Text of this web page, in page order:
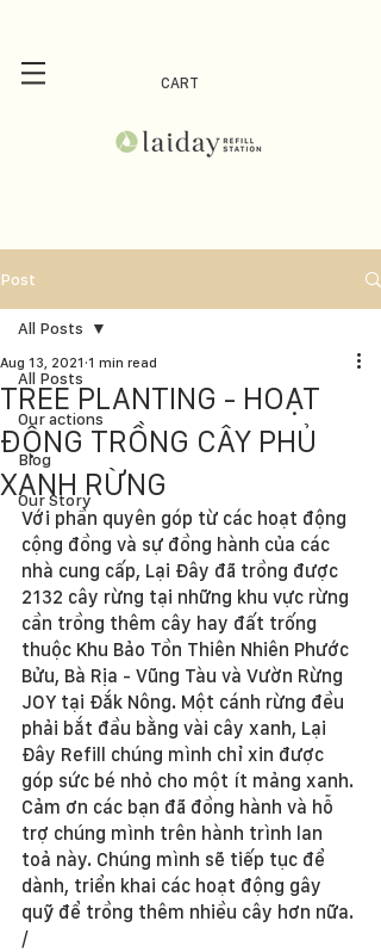
CART
Post
All Posts
Our actions
Blog
Our Story
All Posts
TREE PLANTING - HOẠT
ĐỘNG TRỒNG CÂY PHỦ
XANH RỪNG
Aug 13, 2021 1 min read
Với phần quyên góp từ các hoạt động
cộng đồng và sự đồng hành của các
nhà cung cấp, Lại Đây đã trồng được
2132 cây rừng tại những khu vực rừng
cần trồng thêm cây hay đất trống
thuộc Khu Bảo Tồn Thiên Nhiên Phước
Bửu, Bà Rịa - Vũng Tàu và Vườn Rừng
JOY tại Đắk Nông. Một cánh rừng đều
phải bắt đầu bằng vài cây xanh, Lại
Đây Refill chúng mình chỉ xin được
góp sức bé nhỏ cho một ít mảng xanh.
Cảm ơn các bạn đã đồng hành và hỗ
trợ chúng mình trên hành trình lan
toả này. Chúng mình sẽ tiếp tục để
dành, triển khai các hoạt động gây
quỹ để trồng thêm nhiều cây hơn nữa.
/